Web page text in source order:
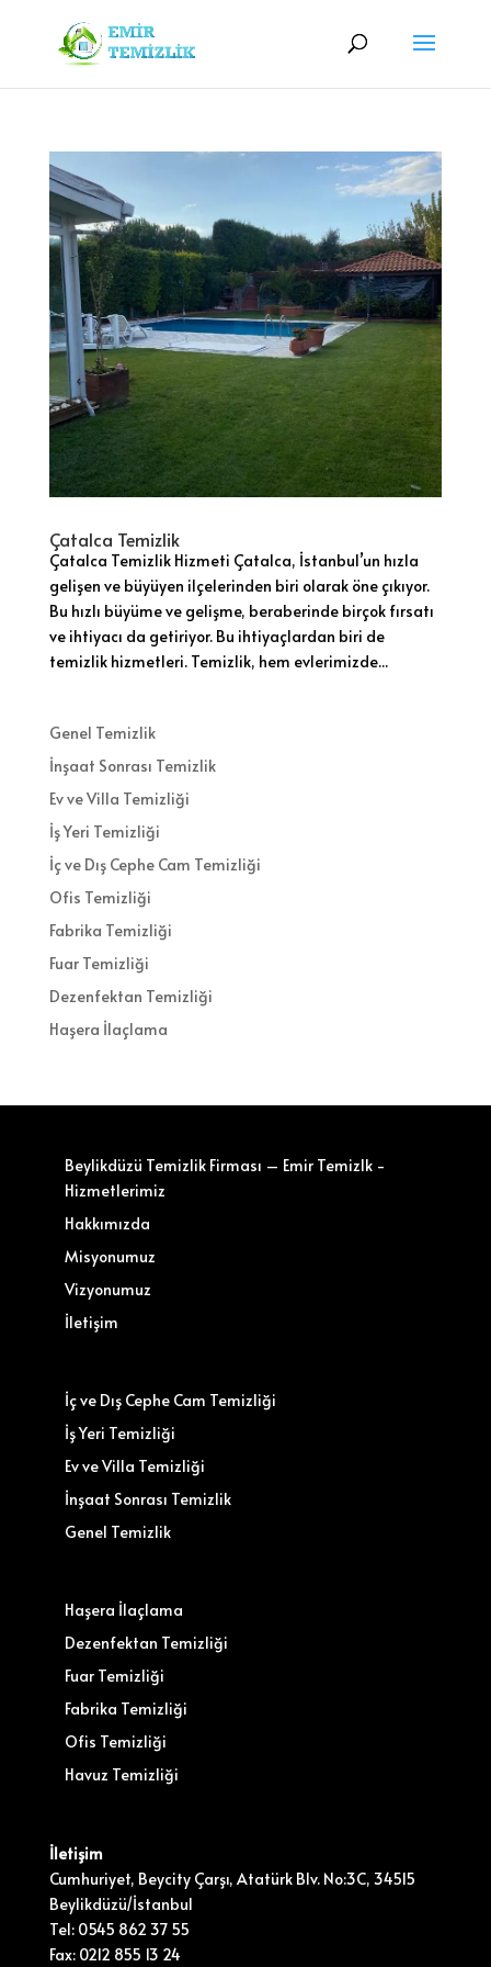
Çatalca Temizlik
Çatalca Temizlik Hizmeti Çatalca, İstanbul’un hızla
gelişen ve büyüyen ilçelerinden biri olarak öne çıkıyor.
Bu hızlı büyüme ve gelişme, beraberinde birçok fırsatı
ve ihtiyacı da getiriyor. Bu ihtiyaçlardan biri de
temizlik hizmetleri. Temizlik, hem evlerimizde...
Genel Temizlik
İnşaat Sonrası Temizlik
Ev ve Villa Temizliği
İş Yeri Temizliği
İç ve Dış Cephe Cam Temizliği
Ofis Temizliği
Fabrika Temizliği
Fuar Temizliği
Dezenfektan Temizliği
Haşera İlaçlama
Beylikdüzü Temizlik Firması – Emir Temizlk -
Hizmetlerimiz
Hakkımızda
Misyonumuz
Vizyonumuz
İletişim
İç ve Dış Cephe Cam Temizliği
İş Yeri Temizliği
Ev ve Villa Temizliği
İnşaat Sonrası Temizlik
Genel Temizlik
Haşera İlaçlama
Dezenfektan Temizliği
Fuar Temizliği
Fabrika Temizliği
Ofis Temizliği
Havuz Temizliği
İletişim
Cumhuriyet, Beycity Çarşı, Atatürk Blv. No:3C, 34515
Beylikdüzü/İstanbul
Tel: 0545 862 37 55
Fax: 0212 855 13 24